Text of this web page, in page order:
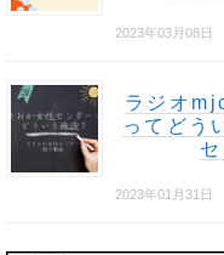
2023年03月08日
ラジオ
ってどう
2023年01月31日